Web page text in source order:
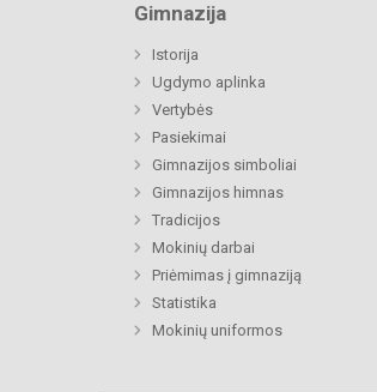
Gimnazija
Istorija
Ugdymo aplinka
Vertybės
Pasiekimai
Gimnazijos simboliai
Gimnazijos himnas
Tradicijos
Mokinių darbai
Priėmimas į gimnaziją
Statistika
Mokinių uniformos